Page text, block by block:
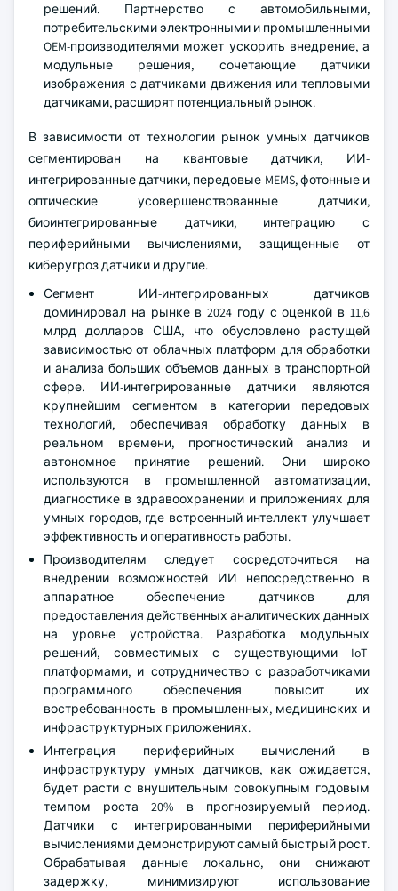
решений. Партнерство с автомобильными,
потребительскими электронными и промышленными
OEM-производителями может ускорить внедрение, а
модульные решения, сочетающие датчики
изображения с датчиками движения или тепловыми
датчиками, расширят потенциальный рынок.
В зависимости от технологии рынок умных датчиков
сегментирован на квантовые датчики, ИИ-
интегрированные датчики, передовые MEMS, фотонные и
оптические усовершенствованные датчики,
биоинтегрированные датчики, интеграцию с
периферийными вычислениями, защищенные от
киберугроз датчики и другие.
Сегмент ИИ-интегрированных датчиков
доминировал на рынке в 2024 году с оценкой в 11,6
млрд долларов США, что обусловлено растущей
зависимостью от облачных платформ для обработки
и анализа больших объемов данных в транспортной
сфере. ИИ-интегрированные датчики являются
крупнейшим сегментом в категории передовых
технологий, обеспечивая обработку данных в
реальном времени, прогностический анализ и
автономное принятие решений. Они широко
используются в промышленной автоматизации,
диагностике в здравоохранении и приложениях для
умных городов, где встроенный интеллект улучшает
эффективность и оперативность работы.
Производителям следует сосредоточиться на
внедрении возможностей ИИ непосредственно в
аппаратное обеспечение датчиков для
предоставления действенных аналитических данных
на уровне устройства. Разработка модульных
решений, совместимых с существующими IoT-
платформами, и сотрудничество с разработчиками
программного обеспечения повысит их
востребованность в промышленных, медицинских и
инфраструктурных приложениях.
Интеграция периферийных вычислений в
инфраструктуру умных датчиков, как ожидается,
будет расти с внушительным совокупным годовым
темпом роста 20% в прогнозируемый период.
Датчики с интегрированными периферийными
вычислениями демонстрируют самый быстрый рост.
Обрабатывая данные локально, они снижают
задержку, минимизируют использование